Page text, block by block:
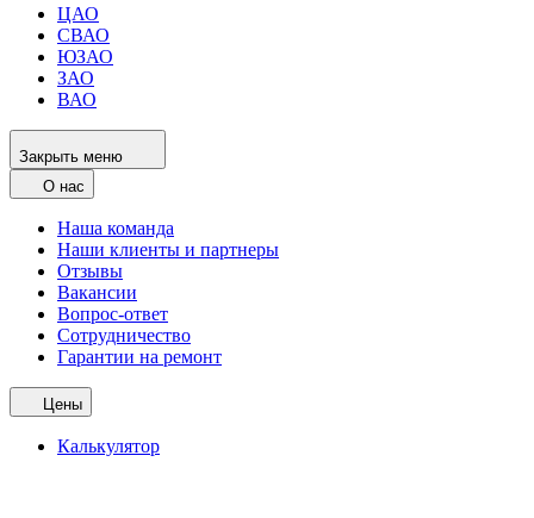
ЦАО
СВАО
ЮЗАО
ЗАО
ВАО
Закрыть меню
О нас
Наша команда
Наши клиенты и партнеры
Отзывы
Вакансии
Вопрос-ответ
Сотрудничество
Гарантии на ремонт
Цены
Калькулятор